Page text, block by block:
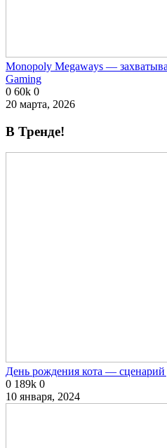
Monopoly Megaways —
Gaming
0 60k 0
20 марта, 2026
В Тренде!
День рождения кота — сценарий
0 189k 0
10 января, 2024